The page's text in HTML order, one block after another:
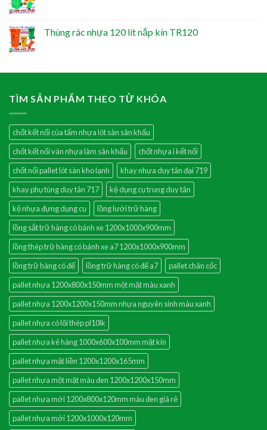
Thùng rác nhựa 120 lít nắp kín TR120
TÌM SẢN PHẨM THEO TỪ KHÓA
chốt kết nối của tấm nhựa lót sàn sân khấu
chốt kết nối ván nhựa làm sân khấu
chốt nhựa i kết nối
chốt nối pallet lót sàn kho lạnh
khay nhựa duy tân đại 719
khay phụ tùng duy tân 717
kệ dụng cụ trung duy tân
kệ nhựa đựng dụng cụ
lồng lưới trữ hàng
lồng sắt trữ hàng có bánh xe 1200x1000x900mm
lồng thép trữ hàng có bánh xe a7 1200x1000x900mm
lồng trữ hàng có đế
lồng trữ hàng có đế a7
pallet chân cốc
pallet nhựa 1200x800x150mm một mặt màu xanh
pallet nhựa 1200x1200x150mm nhựa nguyên sinh màu xanh
pallet nhựa có lõi thép pl10lk
pallet nhựa kê hàng 1000x600x100mm mặt kín
pallet nhựa mặt liền 1200x1200x165mm
pallet nhựa một mặt màu đen 1200x1200x150mm
pallet nhựa mới 1200x800x120mm màu đen giá rẻ
pallet nhựa mới 1200x1000x120mm